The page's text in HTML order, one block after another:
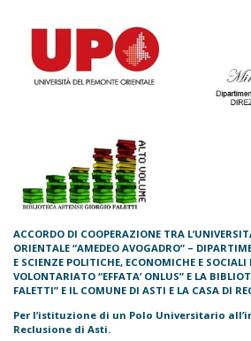
ACCORDO DI COOPERAZIONE TRA
ORIENTALE “AMEDEO AVOGADRO” –
E SCIENZE POLITICHE, ECONOMICHE E SOCIALI
VOLONTARIATO “EFFATA’ ONLUS” E LA
FALETTI” E IL COMUNE DI ASTI E LA CASA DI
Per l’istituzione di un Polo Universitario
Reclusione di Asti.